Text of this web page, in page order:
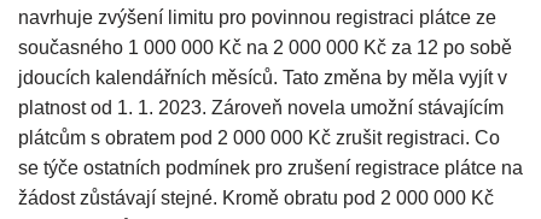
navrhuje zvýšení limitu pro povinnou registraci plátce ze
současného 1 000 000 Kč na 2 000 000 Kč za 12 po sobě
jdoucích kalendářních měsíců. Tato změna by měla vyjít v
platnost od 1. 1. 2023. Zároveň novela umožní stávajícím
plátcům s obratem pod 2 000 000 Kč zrušit registraci. Co
se týče ostatních podmínek pro zrušení registrace plátce na
žádost zůstávají stejné. Kromě obratu pod 2 000 000 Kč